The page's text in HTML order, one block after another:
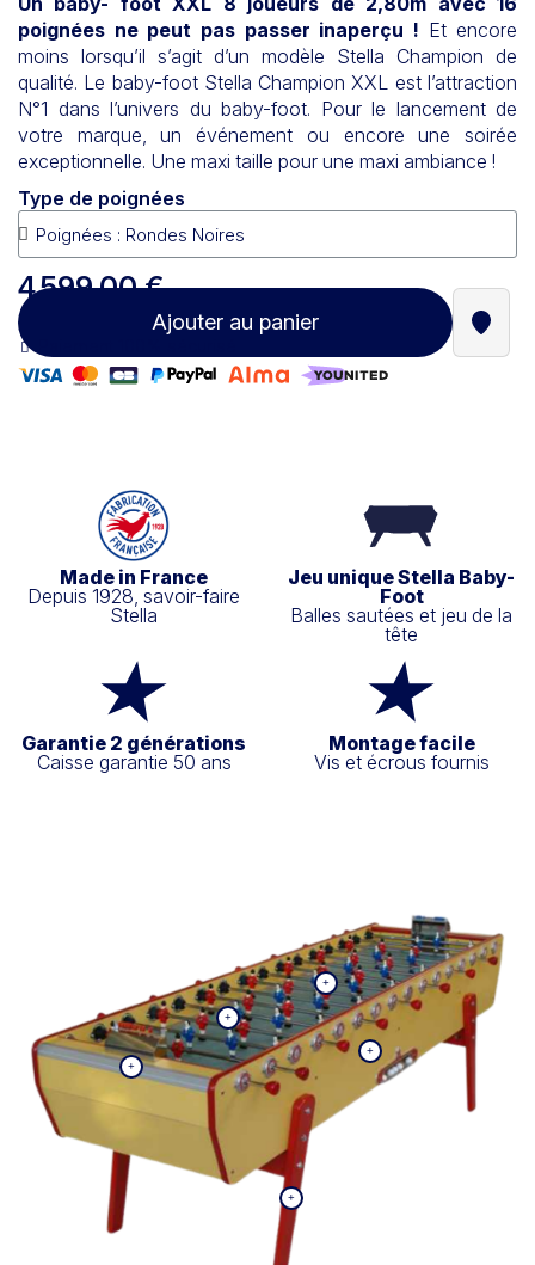
poignées ne peut pas passer inaperçu ! Et encore
moins lorsqu’il s’agit d’un modèle Stella Champion de
qualité. Le baby-foot Stella Champion XXL est l’attraction
N°1 dans l’univers du baby-foot. Pour le lancement de
votre marque, un événement ou encore une soirée
exceptionnelle. Une maxi taille pour une maxi ambiance !
Type de poignées
4 599,00 €
Ajouter au panier
Made in France
Depuis 1928, savoir-faire
Stella
Jeu unique Stella Baby-
Foot
Balles sautées et jeu de la
tête
Garantie 2 générations
Caisse garantie 50 ans
Montage facile
Vis et écrous fournis